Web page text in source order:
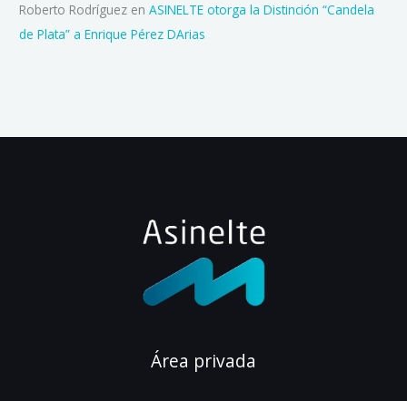
Roberto Rodríguez enASINELTE otorga la Distinción “Candela
de Plata” a Enrique Pérez DArias
Área privada